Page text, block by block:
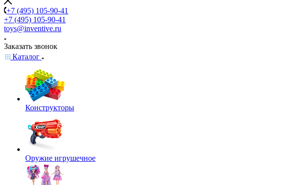
+7 (495) 105-90-41
+7 (495) 105-90-41
toys@inventive.ru
Заказать звонок
Каталог
Конструкторы
Оружие игрушечное